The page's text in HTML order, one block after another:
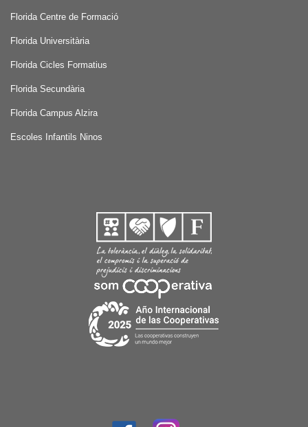
Florida Centre de Formació
Florida Universitària
Florida Cicles Formatius
Florida Secundària
Florida Campus Alzira
Escoles Infantils Ninos